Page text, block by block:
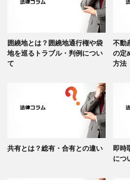
囲繞地とは？囲繞地通行権や袋
地を巡るトラブル・判例につい
て
不動
の定
方法
共有とは？総有・合有との違い
即時
につ